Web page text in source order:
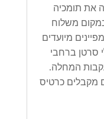
את תומכיה
משלוח
מיועדים
סרטן ברחבי
המחלה.
מקבלים כרטיס